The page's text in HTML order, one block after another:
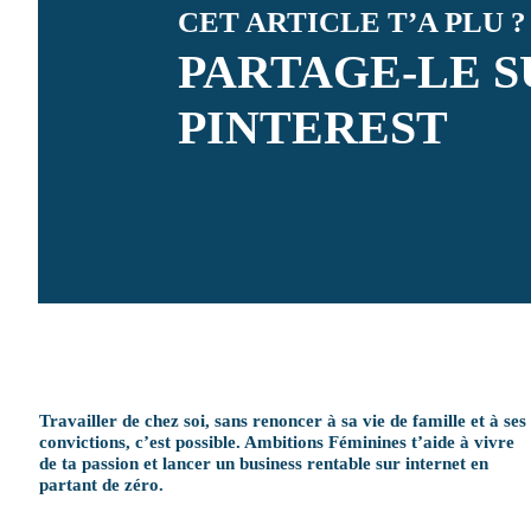
CET ARTICLE T’A PLU ?
PARTAGE-LE
PINTEREST
Travailler de chez soi, sans renoncer à sa vie de famille et à ses
convictions, c’est possible. Ambitions Féminines t’aide à vivre
de ta passion et lancer un business rentable sur internet en
partant de zéro.